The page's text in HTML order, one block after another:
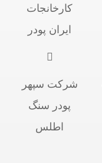
کارخانجات
ایران پودر
شرکت سپهر
پودر سنگ
اطلس